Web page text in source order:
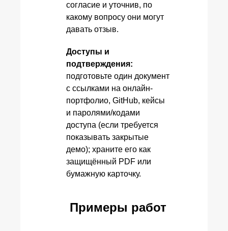
согласие и уточнив, по
какому вопросу они могут
давать отзыв.
Доступы и
подтверждения:
подготовьте один документ
с ссылками на онлайн-
портфолио, GitHub, кейсы
и паролями/кодами
доступа (если требуется
показывать закрытые
демо); храните его как
защищённый PDF или
бумажную карточку.
Примеры работ